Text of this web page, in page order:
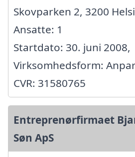
Skovparken 2, 3200
Ansatte: 1
Startdato: 30. juni 2008,
Virksomhedsform:
CVR: 31580765
Entreprenørfirmaet
Søn ApS